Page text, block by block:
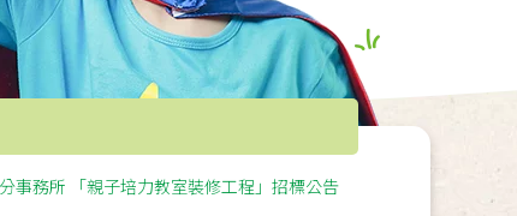
事務所 「親子培力教室裝修工程」招標公告